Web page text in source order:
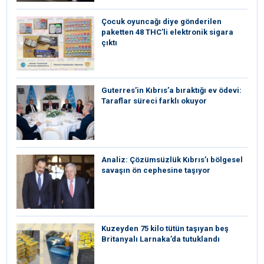
Çocuk oyuncağı diye gönderilen
paketten 48 THC’li elektronik sigara
çıktı
Guterres’in Kıbrıs’a bıraktığı ev ödevi:
Taraflar süreci farklı okuyor
Analiz: Çözümsüzlük Kıbrıs’ı bölgesel
savaşın ön cephesine taşıyor
Kuzeyden 75 kilo tütün taşıyan beş
Britanyalı Larnaka’da tutuklandı